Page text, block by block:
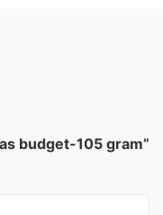
budget-105 gram”